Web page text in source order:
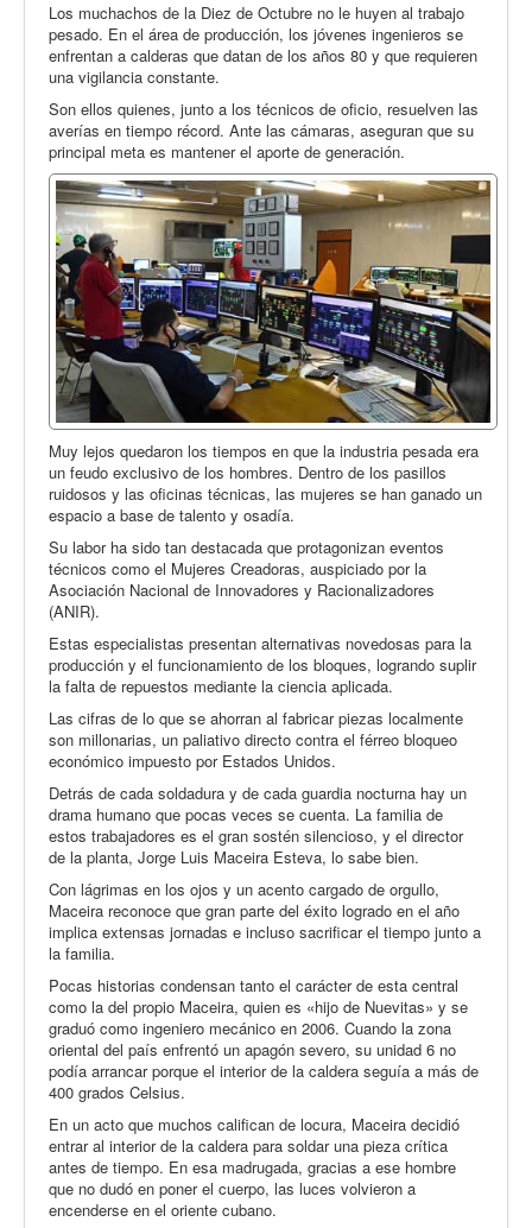
Los muchachos de la Diez de Octubre no le huyen al trabajo
pesado. En el área de producción, los jóvenes ingenieros se
enfrentan a calderas que datan de los años 80 y que requieren
una vigilancia constante.
Son ellos quienes, junto a los técnicos de oficio, resuelven las
averías en tiempo récord. Ante las cámaras, aseguran que su
principal meta es mantener el aporte de generación.
Muy lejos quedaron los tiempos en que la industria pesada era
un feudo exclusivo de los hombres. Dentro de los pasillos
ruidosos y las oficinas técnicas, las mujeres se han ganado un
espacio a base de talento y osadía.
Su labor ha sido tan destacada que protagonizan eventos
técnicos como el Mujeres Creadoras, auspiciado por la
Asociación Nacional de Innovadores y Racionalizadores
(ANIR).
Estas especialistas presentan alternativas novedosas para la
producción y el funcionamiento de los bloques, logrando suplir
la falta de repuestos mediante la ciencia aplicada.
Las cifras de lo que se ahorran al fabricar piezas localmente
son millonarias, un paliativo directo contra el férreo bloqueo
económico impuesto por Estados Unidos.
Detrás de cada soldadura y de cada guardia nocturna hay un
drama humano que pocas veces se cuenta. La familia de
estos trabajadores es el gran sostén silencioso, y el director
de la planta, Jorge Luis Maceira Esteva, lo sabe bien.
Con lágrimas en los ojos y un acento cargado de orgullo,
Maceira reconoce que gran parte del éxito logrado en el año
implica extensas jornadas e incluso sacrificar el tiempo junto a
la familia.
Pocas historias condensan tanto el carácter de esta central
como la del propio Maceira, quien es «hijo de Nuevitas» y se
graduó como ingeniero mecánico en 2006. Cuando la zona
oriental del país enfrentó un apagón severo, su unidad 6 no
podía arrancar porque el interior de la caldera seguía a más de
400 grados Celsius.
En un acto que muchos califican de locura, Maceira decidió
entrar al interior de la caldera para soldar una pieza crítica
antes de tiempo. En esa madrugada, gracias a ese hombre
que no dudó en poner el cuerpo, las luces volvieron a
encenderse en el oriente cubano.